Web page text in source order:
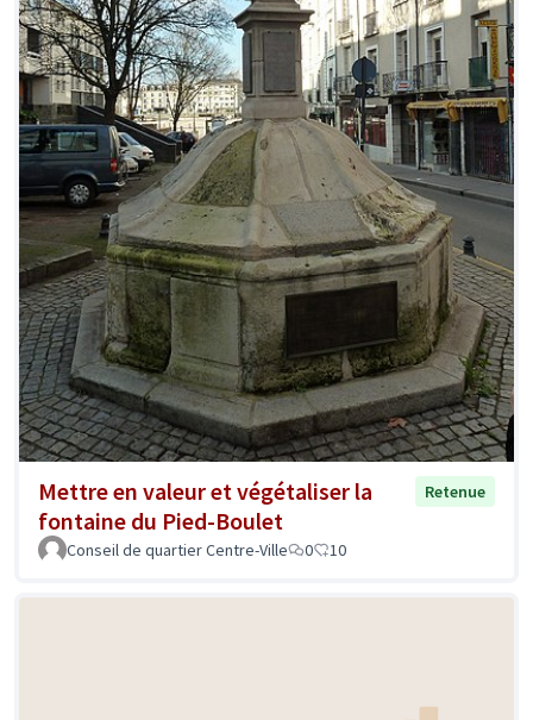
Mettre en valeur et végétaliser la
fontaine du Pied-Boulet
Retenue
Conseil de quartier Centre-Ville 0 10